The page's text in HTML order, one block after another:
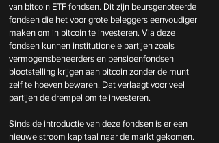
van bitcoin ETF fondsen. Dit zijn beursgenoteerde
fondsen die het voor grote beleggers eenvoudiger
maken om in bitcoin te investeren. Via deze
fondsen kunnen institutionele partijen zoals
vermogensbeheerders en pensioenfondsen
blootstelling krijgen aan bitcoin zonder de munt
zelf te hoeven bewaren. Dat verlaagt voor veel
partijen de drempel om te investeren.
Sinds de introductie van deze fondsen is er een
nieuwe stroom kapitaal naar de markt gekomen.